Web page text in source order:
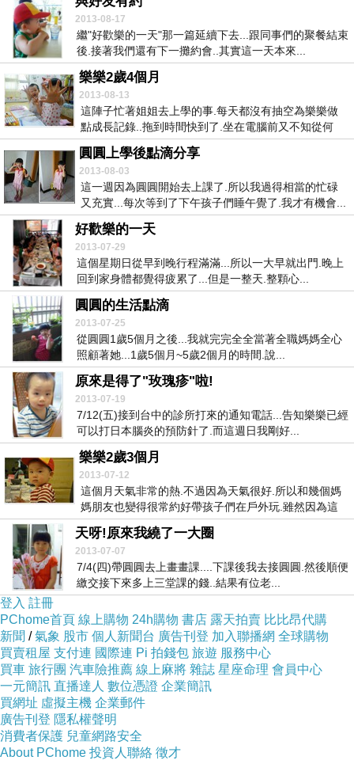
2013-08-17
繼"好歡樂的一天"那一篇延續下去...跟同事們的聚餐結束
後.接著我們還有下一攤約會..其實這一天本來...
樂樂2歲4個月
2013-08-13
這陣子忙著姐姐去上學的事.每天都沒有抽空為樂樂做
點成長記錄..拖到時間快到了.坐在電腦前又不知從何
寫...
圓圓上學後點滴分享
2013-08-03
這一週因為圓圓開始去上課了.所以我過得相當的忙碌
又充實...每次等到了下午孩子們睡午覺了.我才有機會...
好歡樂的一天
2013-07-29
這個星期日從早到晚行程滿滿...所以一大早就出門.晚上
回到家身體都覺得疲累了...但是一整天.整顆心...
圓圓的生活點滴
2013-07-25
從圓圓1歲5個月之後...我就完完全全當著全職媽媽全心
照顧著她...1歲5個月~5歲2個月的時間.說...
原來是得了"玫瑰疹"啦!
2013-07-19
7/12(五)接到台中的診所打來的通知電話...告知樂樂已經
可以打日本腦炎的預防針了.而這週日我剛好...
樂樂2歲3個月
2013-07-12
這個月天氣非常的熱.不過因為天氣很好.所以和幾個媽
媽朋友也變得很常約好帶孩子們在戶外玩.雖然因為這
樣...
天呀!原來我繞了一大圈
2013-07-07
7/4(四)帶圓圓去上畫畫課....下課後我去接圓圓.然後順便
繳交接下來多上三堂課的錢..結果有位老...
登入 註冊
PChome首頁 線上購物 24h購物 書店 露天拍賣 比比昂代購
新聞 /氣象 股市 個人新聞台 廣告刊登 加入聯播網 全球購物
買賣租屋 支付連 國際連 Pi 拍錢包 旅遊 服務中心
買車 旅行團 汽車險推薦 線上麻將 雜誌 星座命理 會員中心
一元簡訊 直播達人 數位憑證 企業簡訊
買網址 虛擬主機 企業郵件
廣告刊登 隱私權聲明
消費者保護 兒童網路安全
About PChome 投資人聯絡 徵才